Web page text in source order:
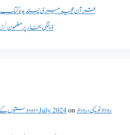
quran majeed essay in urdu/قرآن مجید میری پسندیدہ کتاب
DENGUE ESSAY IN URDU/ڈینگی بخار پر مضمون
دو دوستوں کے درمیان علم کے فوائد پر مکالمہ - July 2024onروداد نویسی ،روداد